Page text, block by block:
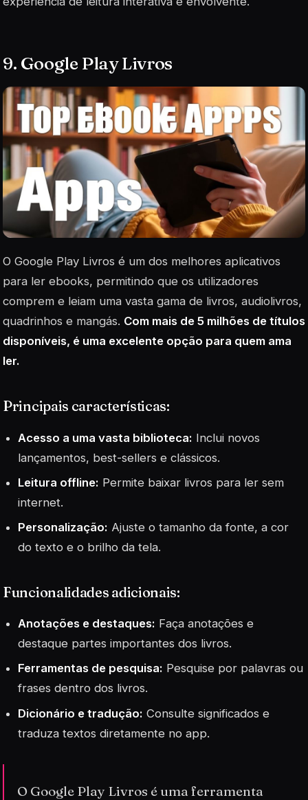
9. Google Play Livros
O Google Play Livros é um dos melhores aplicativos
para ler ebooks, permitindo que os utilizadores
comprem e leiam uma vasta gama de livros, audiolivros,
quadrinhos e mangás. Com mais de 5 milhões de títulos
disponíveis, é uma excelente opção para quem ama
ler.
Principais características:
Acesso a uma vasta biblioteca: Inclui novos
lançamentos, best-sellers e clássicos.
Leitura offline: Permite baixar livros para ler sem
internet.
Personalização: Ajuste o tamanho da fonte, a cor
do texto e o brilho da tela.
Funcionalidades adicionais:
Anotações e destaques: Faça anotações e
destaque partes importantes dos livros.
Ferramentas de pesquisa: Pesquise por palavras ou
frases dentro dos livros.
Dicionário e tradução: Consulte significados e
traduza textos diretamente no app.
O Google Play Livros é uma ferramenta